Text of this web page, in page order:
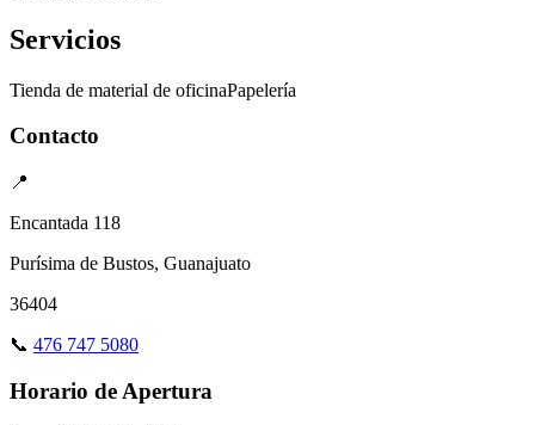
Servicios
Tienda de material de oficinaPapelería
Contacto
📍
Encantada 118
Purísima de Bustos, Guanajuato
36404
📞 476 747 5080
Horario de Apertura